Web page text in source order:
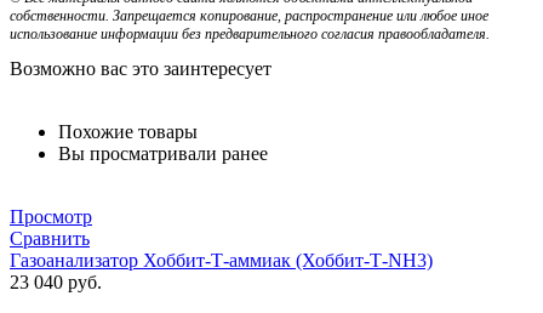
собственности. Запрещается копирование, распространение или любое иное
использование информации без предварительного согласия правообладателя.
Возможно вас это заинтересует
Похожие товары
Вы просматривали ранее
Просмотр
Сравнить
Газоанализатор Хоббит-Т-аммиак (Хоббит-Т-NH3)
23 040 руб.